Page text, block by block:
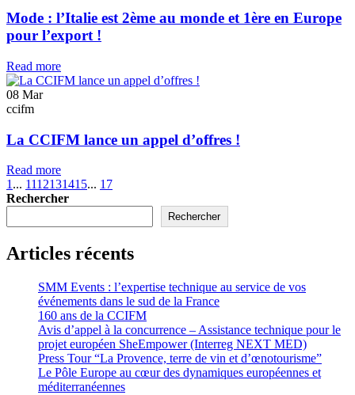
Mode : l’Italie est 2ème au monde et 1ère en Europe
pour l’export !
Read more
08 Mar
ccifm
La CCIFM lance un appel d’offres !
Read more
1 ... 1112131415... 17
Rechercher
Rechercher
Articles récents
SMM Events : l’expertise technique au service de vos
événements dans le sud de la France
160 ans de la CCIFM
Avis d’appel à la concurrence – Assistance technique pour le
projet européen SheEmpower (Interreg NEXT MED)
Press Tour “La Provence, terre de vin et d’œnotourisme”
Le Pôle Europe au cœur des dynamiques européennes et
méditerranéennes